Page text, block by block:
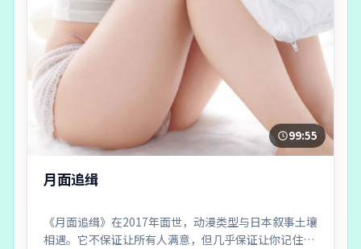
99:55
月面追缉
《月面追缉》在2017年面世，动漫类型与日本叙事土壤
相遇。它不保证让所有人满意，但几乎保证让你记住一